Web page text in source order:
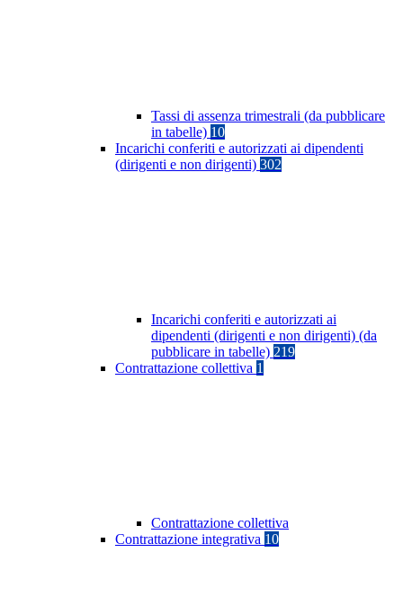
Tassi di assenza trimestrali (da pubblicare
in tabelle) 10
Incarichi conferiti e autorizzati ai dipendenti
(dirigenti e non dirigenti) 302
Incarichi conferiti e autorizzati ai
dipendenti (dirigenti e non dirigenti) (da
pubblicare in tabelle) 219
Contrattazione collettiva 1
Contrattazione collettiva
Contrattazione integrativa 10